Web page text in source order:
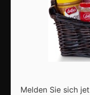
Melden Sie sich